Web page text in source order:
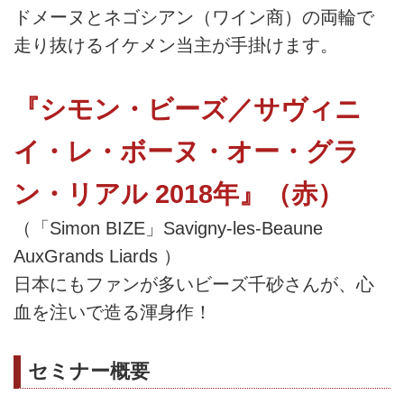
ドメーヌとネゴシアン（ワイン商）の両輪で
走り抜けるイケメン当主が手掛けます。
『シモン・ビーズ／サヴィニ
イ・レ・ボーヌ・オー・グラ
ン・リアル 2018年』（赤）
（「Simon BIZE」Savigny-les-Beaune
AuxGrands Liards ）
日本にもファンが多いビーズ千砂さんが、心
血を注いで造る渾身作！
セミナー概要